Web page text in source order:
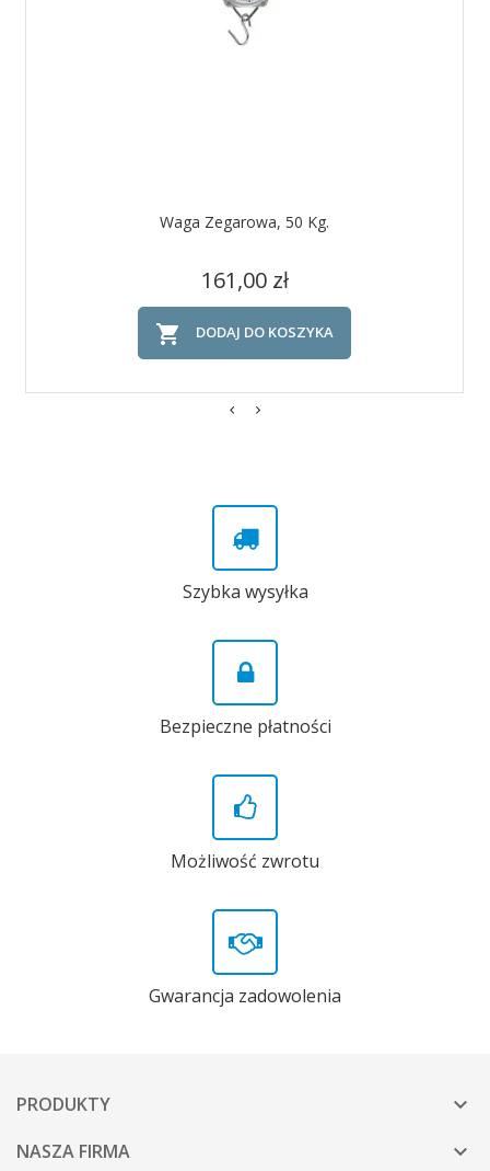
Waga Zegarowa, 50 Kg.
Cena
161,00 zł
 DODAJ DO KOSZYKA
Szybka wysyłka
Bezpieczne płatności
Możliwość zwrotu
Gwarancja zadowolenia
PRODUKTY 
NASZA FIRMA 